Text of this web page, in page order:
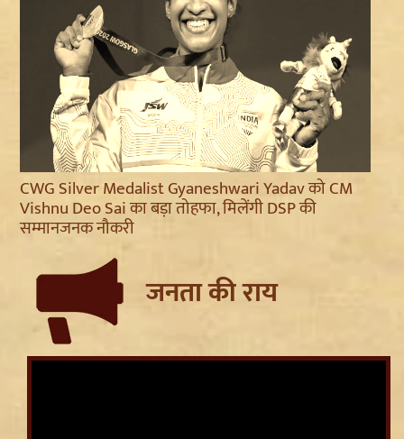
CWG Silver Medalist Gyaneshwari Yadav को CM
Vishnu Deo Sai का बड़ा तोहफा, मिलेंगी DSP की
सम्मानजनक नौकरी
जनता की राय